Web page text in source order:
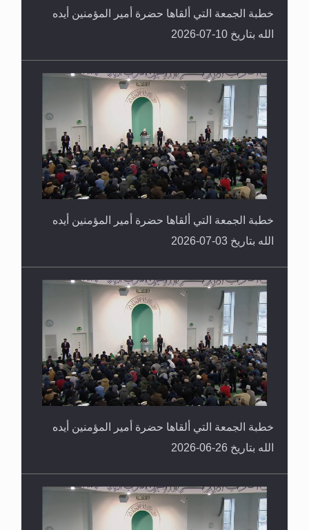
خطبة الجمعة التي ألقاها حضرة أمير المؤمنين أيده
خطبة الجمعة التي ألقاها حضرة أمير المؤمنين أيده